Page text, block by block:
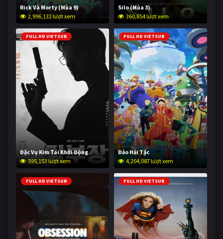
Rick Và Morty (Mùa 9)
2,996,132 lượt xem
Silo (Mùa 3)
360,854 lượt xem
FULL HD VIETSUB
Đặc Vụ Kim Tái Khởi Động
595,153 lượt xem
FULL HD VIETSUB
Đảo Hải Tặc
4,204,087 lượt xem
FULL HD VIETSUB FULL HD VIETSUB